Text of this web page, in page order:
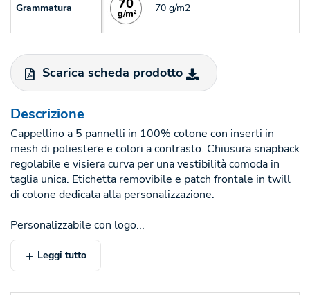
Grammatura 70 g/m2
Scarica scheda prodotto
Descrizione
Cappellino a 5 pannelli in 100% cotone con inserti in
mesh di poliestere e colori a contrasto. Chiusura snapback
regolabile e visiera curva per una vestibilità comoda in
taglia unica. Etichetta removibile e patch frontale in twill
di cotone dedicata alla personalizzazione.
Personalizzabile con logo...
Leggi tutto